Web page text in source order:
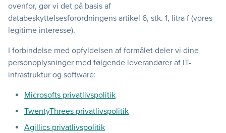
ovenfor, gør vi det på basis af
databeskyttelsesforordningens artikel 6, stk. 1, litra f (vores
legitime interesse).
I forbindelse med opfyldelsen af formålet deler vi dine
personoplysninger med følgende leverandører af IT-
infrastruktur og software:
Microsofts privatlivspolitik
TwentyThrees privatlivspolitik
Agillics privatlivspolitik